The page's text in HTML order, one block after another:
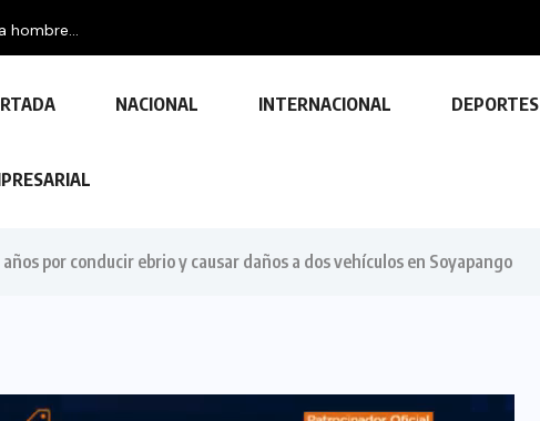
hombre...
NACIONAL INTERNACIONAL DEPORTES
por conducir ebrio y causar daños a dos vehículos en Soyapango
23 FEBRERO, 2024